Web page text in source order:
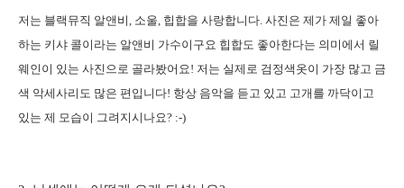
저는 블랙뮤직 알앤비, 소울, 힙합을 사랑합니다. 사진은 제가 제일 좋아
하는 키샤 콜이라는 알앤비 가수이구요 힙합도 좋아한다는 의미에서 릴
웨인이 있는 사진으로 골라봤어요! 저는 실제로 검정색옷이 가장 많고 금
색 악세사리도 많은 편입니다! 항상 음악을 듣고 있고 고개를 까닥이고
있는 제 모습이 그려지시나요? :-)